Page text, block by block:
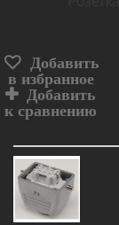
Добавить
в избранное
Добавить
к сравнению